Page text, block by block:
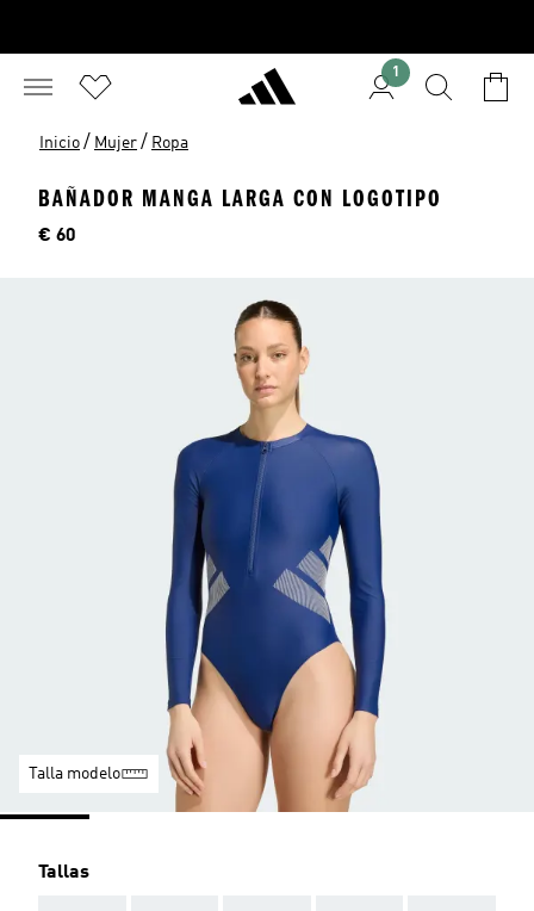
1
Inicio / Mujer / Ropa
BAÑADOR MANGA LARGA CON LOGOTIPO
Precio
€ 60
Talla modelo
Tallas